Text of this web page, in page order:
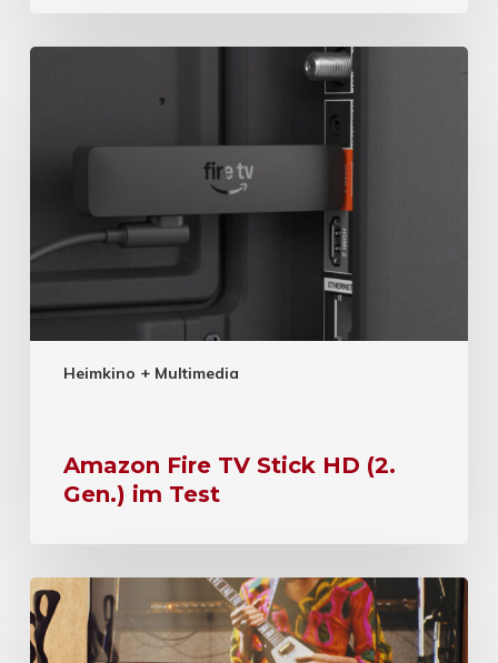
Heimkino + Multimedia
Amazon Fire TV Stick HD (2.
Gen.) im Test